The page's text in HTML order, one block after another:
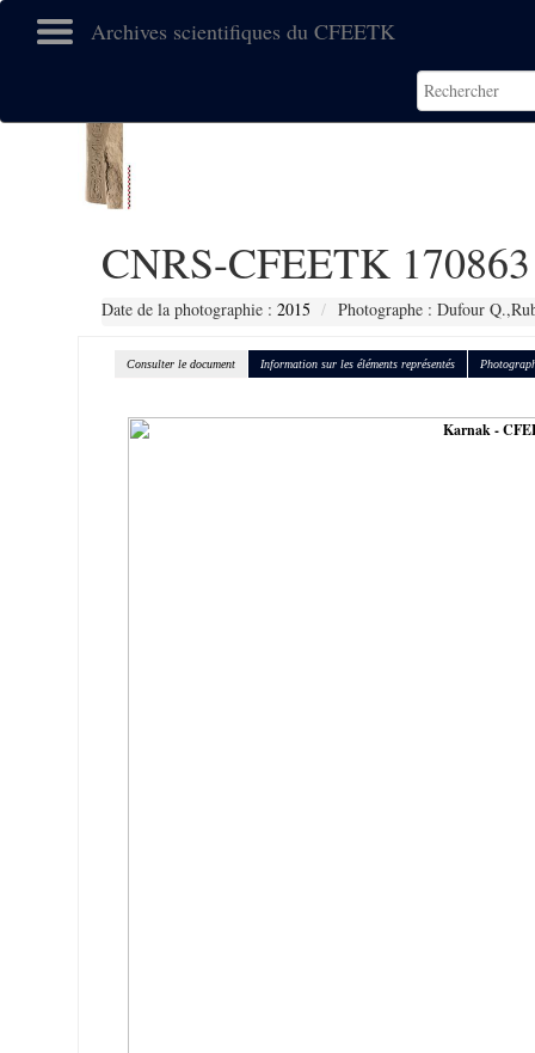
Archives scientifiques du CFEETK
CNRS-CFEETK 170863
Date de la photographie : 2015 Photographe : Dufour
Consulter le document Information sur les éléments représentés